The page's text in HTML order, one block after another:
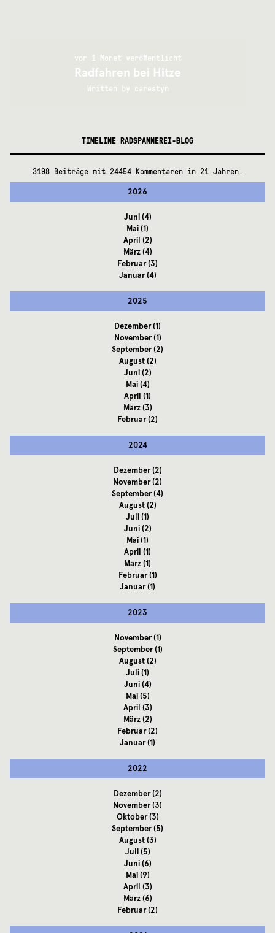
vor 1 Monat veröffentlicht
Radfahren bei Hitze
Written by carestyn
TIMELINE RADSPANNEREI-BLOG
3198 Beiträge mit 24454 Kommentaren in 21 Jahren.
2026
Juni(4)
Mai(1)
April (2)
März(4)
Februar(3)
Januar(4)
2025
Dezember(1)
November(1)
September(2)
August(2)
Juni(2)
Mai(4)
April (1)
März(3)
Februar(2)
2024
Dezember(2)
November(2)
September(4)
August(2)
Juli(1)
Juni(2)
Mai(1)
April (1)
März(1)
Februar(1)
Januar(1)
2023
November(1)
September(1)
August(2)
Juli(1)
Juni(4)
Mai(5)
April (3)
März(2)
Februar(2)
Januar(1)
2022
Dezember(2)
November(3)
Oktober(3)
September(5)
August(3)
Juli(5)
Juni(6)
Mai(9)
April (3)
März(6)
Februar(2)